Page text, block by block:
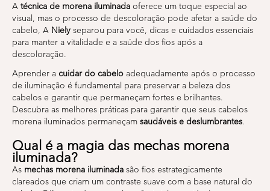
A técnica de morena iluminada oferece um toque especial ao
visual, mas o processo de descoloração pode afetar a saúde do
cabelo, A Niely separou para você, dicas e cuidados essenciais
para manter a vitalidade e a saúde dos fios após a
descoloração.
Aprender a cuidar do cabelo adequadamente após o processo
de iluminação é fundamental para preservar a beleza dos
cabelos e garantir que permaneçam fortes e brilhantes.
Descubra as melhores práticas para garantir que seus cabelos
morena iluminados permaneçam saudáveis e deslumbrantes.
Qual é a magia das mechas morena
iluminada?
As mechas morena iluminada são fios estrategicamente
clareados que criam um contraste suave com a base natural do